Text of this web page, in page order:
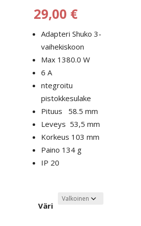
29,00 €
Adapteri Shuko 3-
vaihekiskoon
Max 1380.0 W
6 A
ntegroitu
pistokkesulake
Pituus 58.5 mm
Leveys 53,5 mm
Korkeus 103 mm
Paino 134 g
IP 20
Väri